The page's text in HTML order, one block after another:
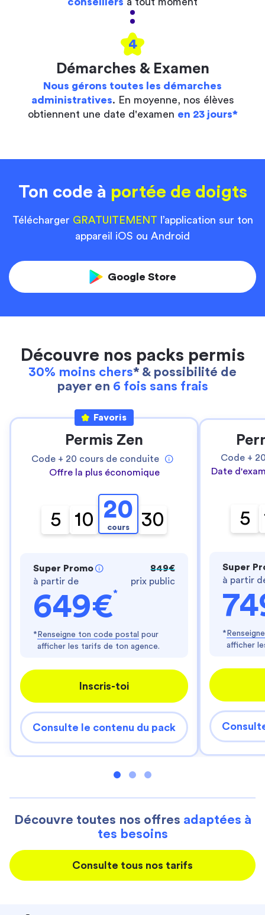
4
Démarches & Examen
Nous gérons toutes les démarches
administratives. En moyenne, nos élèves
obtiennent une date d'examen en 23 jours*
Ton code à portée de doigts
Télécharger GRATUITEMENT l’application sur ton
appareil iOS ou Android
Google Store
Découvre nos packs permis
30% moins chers* & possibilité de
payer en 6 fois sans frais
Favoris
Permis Zen
Code + 20 cours de conduite
Offre la plus économique
5 10 20
cours 30
Super Promo
à partir de
649€*
849€
prix public
* Renseigne ton code postal pour
afficher les tarifs de ton agence.
Inscris-toi
Consulte le contenu du pack
Code +
Date
5
Super
à partir
*
afficher
Découvre toutes nos offres adaptées à
tes besoins
Consulte tous nos tarifs